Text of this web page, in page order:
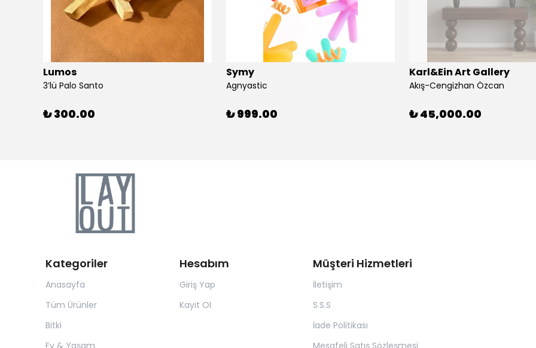
Lumos
3’lü Palo Santo
₺ 300.00
Symy
Agnyastic
₺ 999.00
Karl&Ein Art Gallery
Akış-Cengizhan Özcan
₺ 45,000.00
Kategoriler
Anasayfa
Tüm Ürünler
Bitki
Hesabım
Giriş Yap
Kayıt Ol
Müşteri Hizmetleri
İletişim
S.S.S
İade Politikası